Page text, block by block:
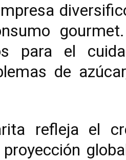
para el
de
refleja el